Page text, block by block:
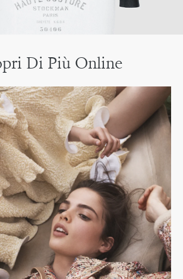
Di Più Online